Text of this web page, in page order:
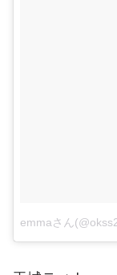
emmaさん